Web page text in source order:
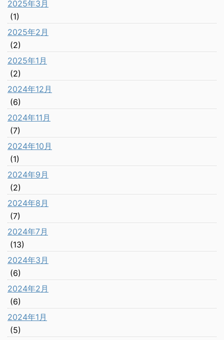
2025年3月
(1)
2025年2月
(2)
2025年1月
(2)
2024年12月
(6)
2024年11月
(7)
2024年10月
(1)
2024年9月
(2)
2024年8月
(7)
2024年7月
(13)
2024年3月
(6)
2024年2月
(6)
2024年1月
(5)